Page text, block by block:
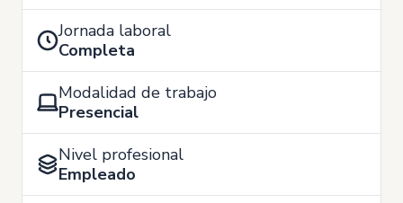
Jornada laboral
Completa
Modalidad de trabajo
Presencial
Nivel profesional
Empleado